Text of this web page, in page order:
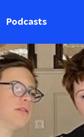
Podcasts